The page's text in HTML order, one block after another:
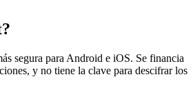
segura para Android e iOS. Se financia
y no tiene la clave para descifrar los